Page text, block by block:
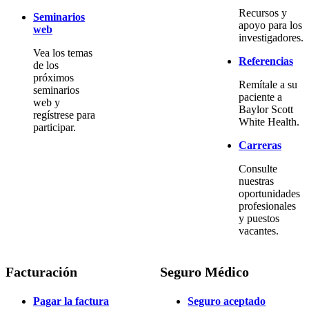
Seminarios
web
Vea los temas
de los
próximos
seminarios
web y
regístrese para
participar.
Recursos y
apoyo para los
investigadores.
Referencias
Remítale a su
paciente a
Baylor Scott
White Health.
Carreras
Consulte
nuestras
oportunidades
profesionales
y puestos
vacantes.
Facturación
Pagar la factura
Seguro Médico
Seguro aceptado